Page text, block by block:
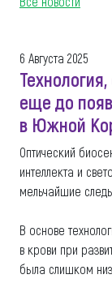
6 Августа 2025
еще до
в Южной
Оптический
интеллекта и
мельчайшие
В основе
в крови при
была слишком